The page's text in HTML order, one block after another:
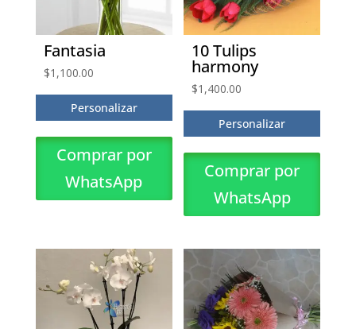
Fantasia
$1,100.00
Personalizar
Comprar por
WhatsApp
10 Tulips
harmony
$1,400.00
Personalizar
Comprar por
WhatsApp